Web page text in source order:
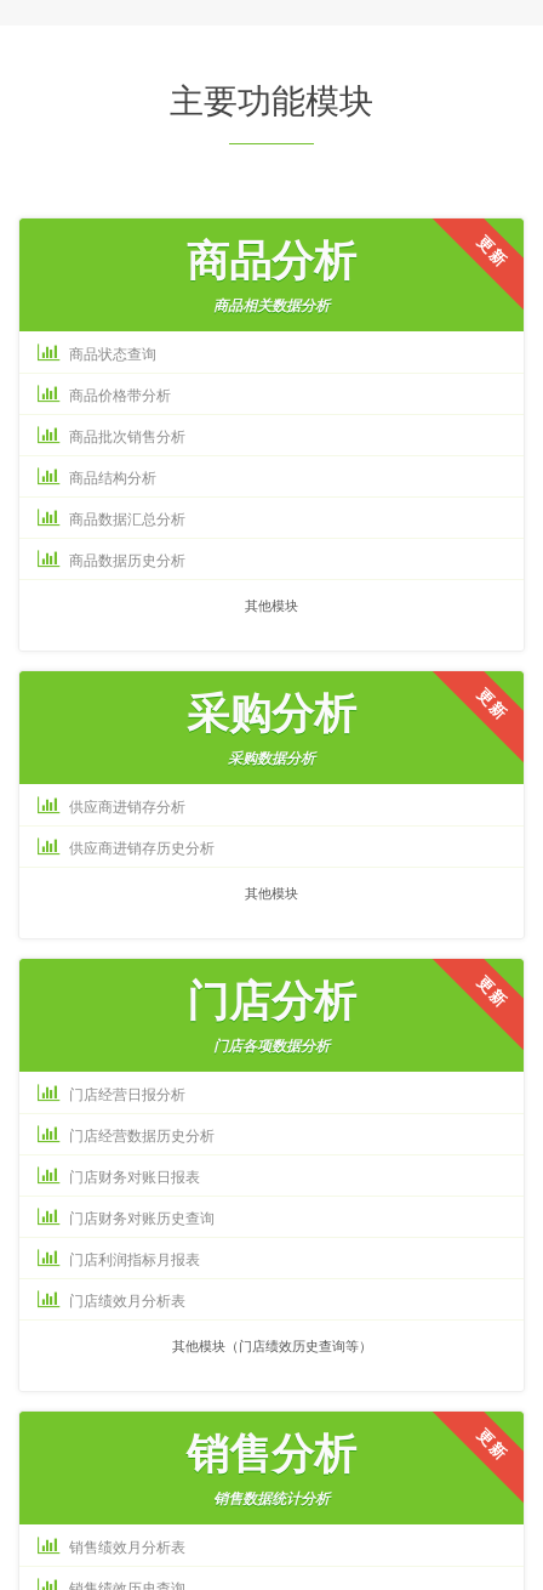
主要功能模块
更新
商品分析
商品相关数据分析
商品状态查询
商品价格带分析
商品批次销售分析
商品结构分析
商品数据汇总分析
商品数据历史分析
其他模块
更新
采购分析
采购数据分析
供应商进销存分析
供应商进销存历史分析
其他模块
更新
门店分析
门店各项数据分析
门店经营日报分析
门店经营数据历史分析
门店财务对账日报表
门店财务对账历史查询
门店利润指标月报表
门店绩效月分析表
其他模块（门店绩效历史查询等）
更新
销售分析
销售数据统计分析
销售绩效月分析表